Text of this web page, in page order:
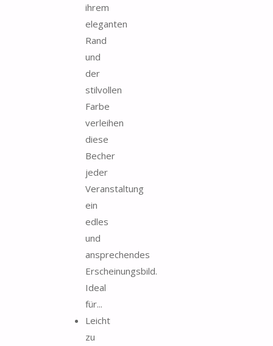
ihrem
eleganten
Rand
und
der
stilvollen
Farbe
verleihen
diese
Becher
jeder
Veranstaltung
ein
edles
und
ansprechendes
Erscheinungsbild.
Ideal
für...
Leicht
zu